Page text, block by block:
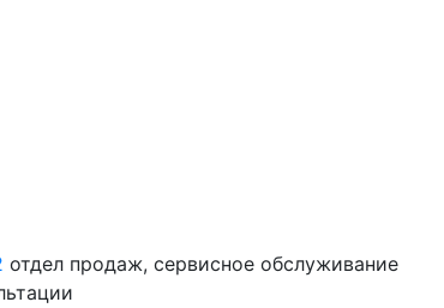
отдел продаж, сервисное обслуживание